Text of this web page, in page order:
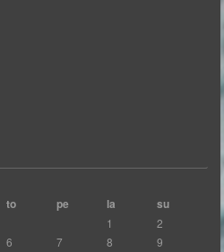
to pe la su
1
2
6 7 8
9